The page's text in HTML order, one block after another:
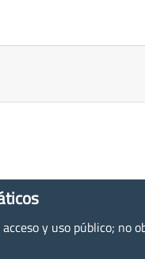
y uso público; no